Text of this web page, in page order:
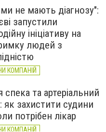
не мають діагнозу":
запустили
ініціативу на
людей з
КОМПАНІЙ
спека та артеріальний
як захистити судини
потрібен лікар
КОМПАНІЙ